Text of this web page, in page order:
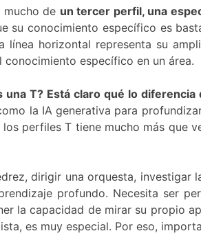
mucho de un tercer perfil, una
su conocimiento específico es
horizontal representa su
específico en un área.
T? Está claro qué lo
la IA generativa para
perfiles T tiene mucho más
dirigir una orquesta,
profundo. Necesita ser
la capacidad de mirar su propio
es muy especial. Por eso,